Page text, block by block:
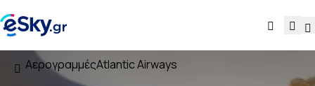
ΑερογραμμέςAtlantic Airways